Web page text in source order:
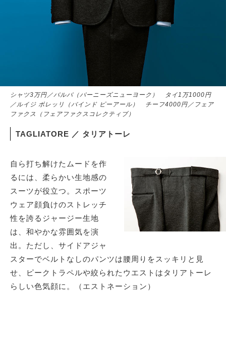
シャツ3万円／バルバ（バーニーズニューヨーク） タイ1万1000円
／ルイジ ボレッリ（バインド ピーアール） チーフ4000円／フェア
ファクス（フェアファクスコレクティブ）
TAGLIATORE ／ タリアトーレ
自ら打ち解けたムードを作
るには、柔らかい生地感の
スーツが役立つ。スポーツ
ウェア顔負けのストレッチ
性を誇るジャージー生地
は、和やかな雰囲気を演
出。ただし、サイドアジャ
スターでベルトなしのパンツは腰周りをスッキリと見
せ、ピークトラペルや絞られたウエストはタリアトーレ
らしい色気顔に。（エストネーション）